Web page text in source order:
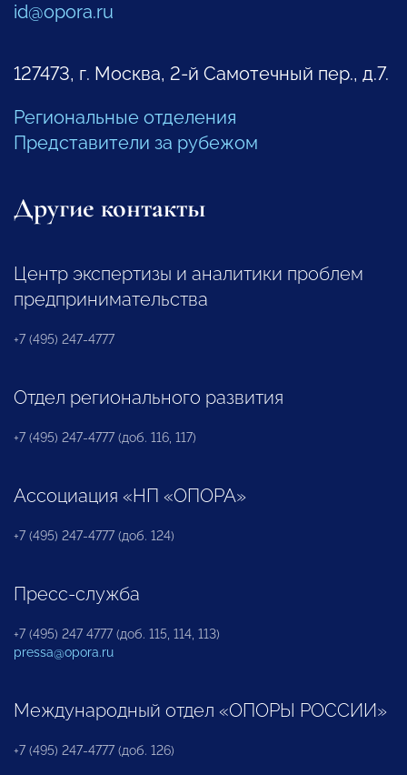
id@opora.ru
127473, г. Москва, 2-й Самотечный пер., д.7.
Региональные отделения
Представители за рубежом
Другие контакты
Центр экспертизы и аналитики проблем
предпринимательства
+7 (495) 247-4777
Отдел регионального развития
+7 (495) 247-4777 (доб. 116, 117)
Ассоциация «НП «ОПОРА»
+7 (495) 247-4777 (доб. 124)
Пресс-служба
+7 (495) 247 4777 (доб. 115, 114, 113)
pressa@opora.ru
Международный отдел «ОПОРЫ РОССИИ»
+7 (495) 247-4777 (доб. 126)